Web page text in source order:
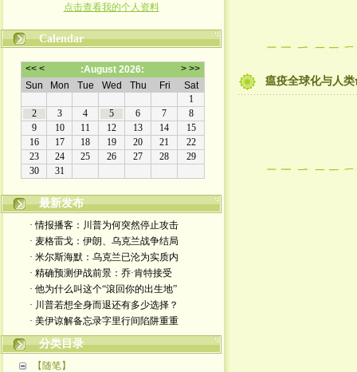
点击查看我的个人资料
Calendar
最新发布
· 情报播客：川普为何突然停止攻击
· 麦格雷戈：伊朗、乌克兰战争结局
· 米尔斯海默：乌克兰已沦为实质内
· 精确预测伊战前景：乔·肯特接受
· 他为什么叫这个“滾回你的出生地”
· 川普若想全身而退还有多少选择？
· 美伊谅解备忘录字里行间陷阱重重
分类目录
【随笔】
瘟疫全球化与人